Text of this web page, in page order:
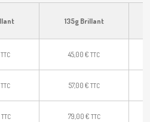
135g Brillant
TTC 45,00€ TTC
TTC 57,00€ TTC
TTC 79,00€ TTC